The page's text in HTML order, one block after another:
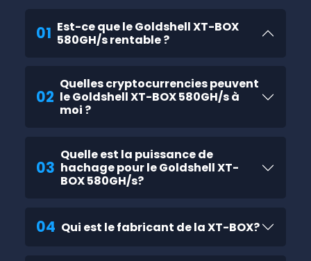
01 Est-ce que le Goldshell XT-BOX
580GH/s rentable ?
02
Quelles cryptocurrencies peuvent
le Goldshell XT-BOX 580GH/s à
moi ?
03
Quelle est la puissance de
hachage pour le Goldshell XT-
BOX 580GH/s?
04 Qui est le fabricant de la XT-BOX?